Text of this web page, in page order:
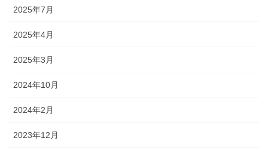
2025年7月
2025年4月
2025年3月
2024年10月
2024年2月
2023年12月